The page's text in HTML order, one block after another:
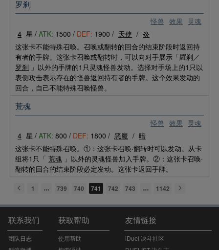
怪兽 效果 灵魂
罗刹
4 星 / ATK: 1500 / DEF: 1900 / 天使 / 炎
这张卡不能特殊召唤。召唤或翻转的回合的结束阶段时返回持
有者的手牌。这张卡召唤或翻转时，可以向对手展示「羅刹／
罗刹 」以外的手牌的1只灵魂怪兽发动。选择对手场上的1只以
表侧攻击表示存在的怪兽返回持有者的手牌。这个效果发动的
回合，自己不能特殊召唤怪兽。
怪兽 效果 灵魂
荒魂
4 星 / ATK: 800 / DEF: 1800 / 恶魔 / 暗
这张卡不能特殊召唤。①：这张卡召唤·翻转时可以发动。从卡
组将1只「 荒魂 」以外的灵魂怪兽加入手牌。②：这张卡召唤·
翻转的回合的结束阶段必定发动。这张卡返回手牌。
1 739 740 741 742 743 1142
联系我们
团队日志
获取帮助
使用帮助
友情链接
iDuel 决斗社区